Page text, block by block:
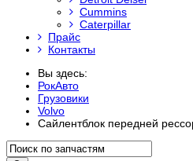
Cummins
Caterpillar
Прайс
Контакты
Вы здесь:
РокАвто
Грузовики
Volvo
Сайлентблок передней